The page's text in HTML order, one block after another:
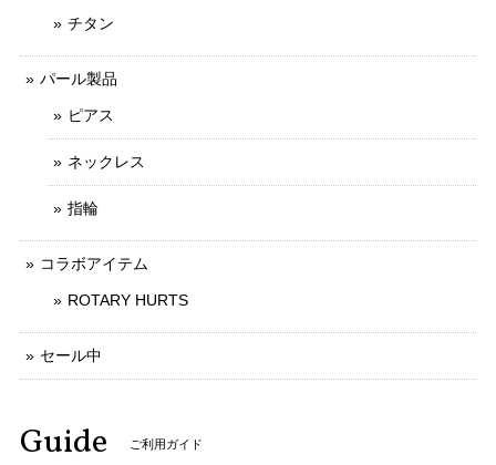
チタン
パール製品
ピアス
ネックレス
指輪
コラボアイテム
ROTARY HURTS
セール中
Guide ご利用ガイド